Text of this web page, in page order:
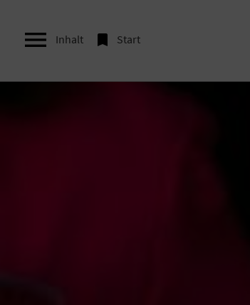
 Inhalt  Start